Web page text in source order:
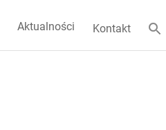
Aktualności Kontakt